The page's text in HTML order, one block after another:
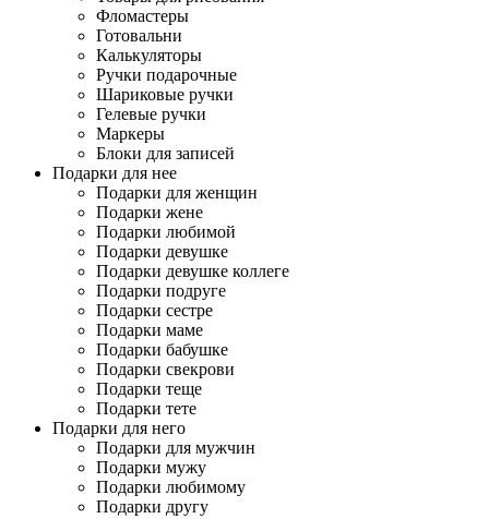
Фломастеры
Готовальни
Калькуляторы
Ручки подарочные
Шариковые ручки
Гелевые ручки
Маркеры
Блоки для записей
Подарки для нее
Подарки для женщин
Подарки жене
Подарки любимой
Подарки девушке
Подарки девушке коллеге
Подарки подруге
Подарки сестре
Подарки маме
Подарки бабушке
Подарки свекрови
Подарки теще
Подарки тете
Подарки для него
Подарки для мужчин
Подарки мужу
Подарки любимому
Подарки другу